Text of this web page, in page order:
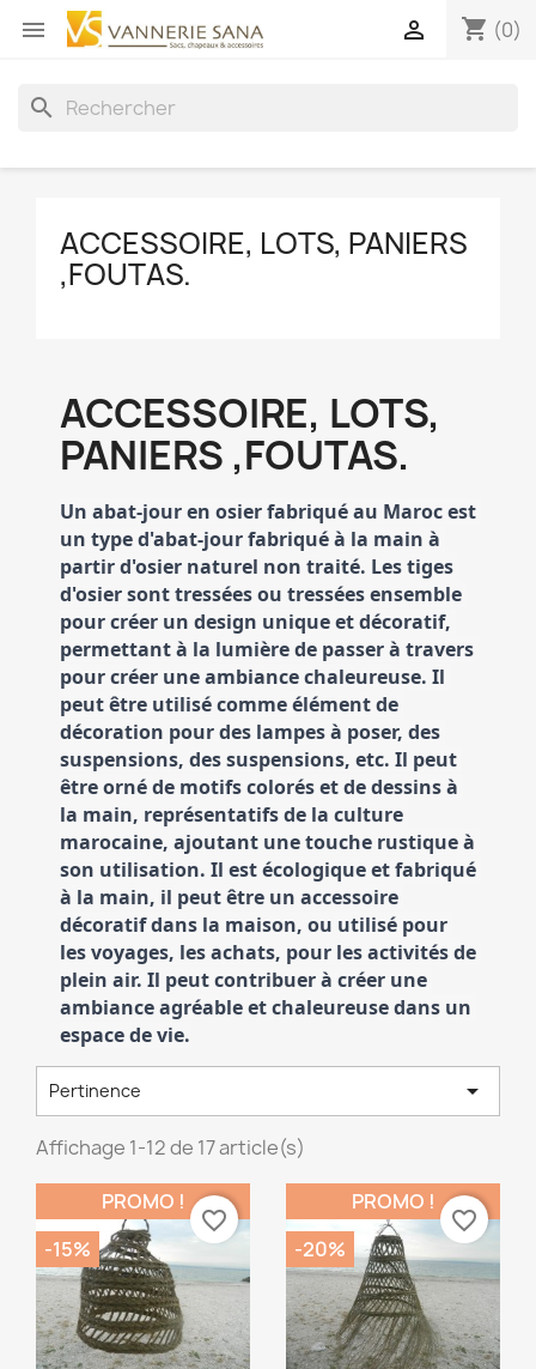
 shopping_cart (0)

search
ACCESSOIRE, LOTS, PANIERS
,FOUTAS.
ACCESSOIRE, LOTS,
PANIERS ,FOUTAS.
Un abat-jour en osier fabriqué au Maroc est
un type d'abat-jour fabriqué à la main à
partir d'osier naturel non traité. Les tiges
d'osier sont tressées ou tressées ensemble
pour créer un design unique et décoratif,
permettant à la lumière de passer à travers
pour créer une ambiance chaleureuse. Il
peut être utilisé comme élément de
décoration pour des lampes à poser, des
suspensions, des suspensions, etc. Il peut
être orné de motifs colorés et de dessins à
la main, représentatifs de la culture
marocaine, ajoutant une touche rustique à
son utilisation. Il est écologique et fabriqué
à la main, il peut être un accessoire
décoratif dans la maison, ou utilisé pour
les voyages, les achats, pour les activités de
plein air. Il peut contribuer à créer une
ambiance agréable et chaleureuse dans un
espace de vie.
Pertinence 
Affichage 1-12 de 17 article(s)
PROMO !
-15%
favorite_border
PROMO !
-20%
favorite_border